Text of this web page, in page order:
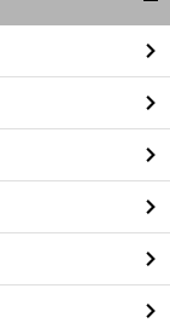
閉
る